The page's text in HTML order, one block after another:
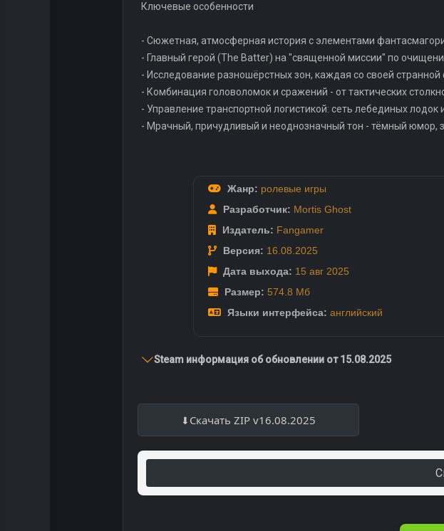
Ключевые особенности
- Сюжетная, атмосферная история с элементами
- Главный герой (The Batter) на "священной миссии" по
- Исследование разношёрстных зон, каждая со своей
- Комбинация головоломок и сражений - от тактических
- Управление транспортной логистикой: сеть лебединых
- Мрачный, причудливый и неоднозначный тон - тёмный
Жанр: ролевые игры
Разработчик: Mortis Ghost
Издатель: Fangamer
Версия: 16.08.2025
Дата выхода: 15 авг 2025
Размер: 574.8 Мб
Языки интерфейса: английский
Steam информация об обновлении от 15.08.2025
Скачать ZIP v16.08.2025